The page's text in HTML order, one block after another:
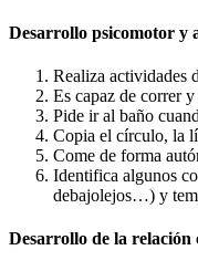
Desarrollo psicomotor y
Realiza actividades
Es capaz de correr
Pide ir al baño
Copia el círculo, la
Come de forma
Identifica algunos
debajolejos…) y
Desarrollo de la relación